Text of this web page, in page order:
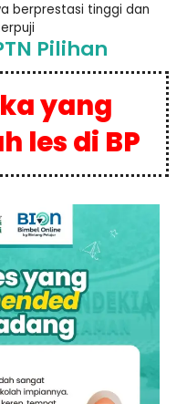
berprestasi tinggi dan
Pilihan
yang
les di BP